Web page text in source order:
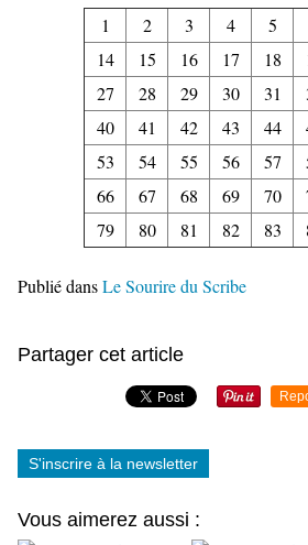
1 2 3 4 5
14
15 16 17 18
27
28 29 30 31
40
41 42 43 44
53
54 55 56 57
66
67 68 69 70
79
80 81 82 83
Publié dansLe Sourire du Scribe
Partager cet article
S'inscrire à la newsletter
Vous aimerez aussi :